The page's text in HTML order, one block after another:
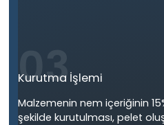
03
Kurutma İşlemi
Malzemenin nem içeriğinin
şekilde kurutulması, pelet